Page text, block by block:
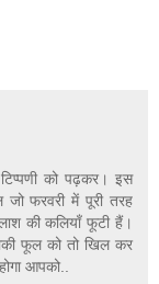
को पढ़कर। इस
फरवरी में पूरी तरह
की कलियाँ फूटी हैं।
फूल को तो खिल कर
आपको..